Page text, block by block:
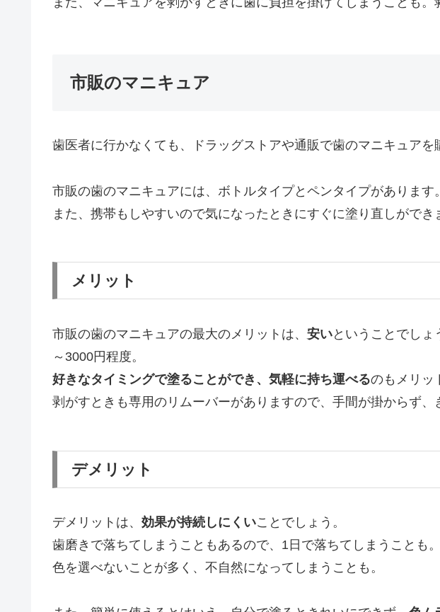
市販のマニキュア
歯医者に行かなくても、ドラッグストアや通販で歯のマニキュア
市販の歯のマニキュアには、ボトルタイプとペンタイプがあります。
また、携帯もしやすいので気になったときにすぐに塗り直しができ
メリット
市販の歯のマニキュアの最大のメリットは、 安いということでし
～3000円程度。
好きなタイミングで塗ることができ、気軽に持ち運べるのもメリッ
剥がすときも専用のリムーバーがありますので、手間が掛からず、
デメリット
デメリットは、 効果が持続しにくいことでしょう。
歯磨きで落ちてしまうこともあるので、1日で落ちてしまうことも
色を選べないことが多く、不自然になってしまうことも。